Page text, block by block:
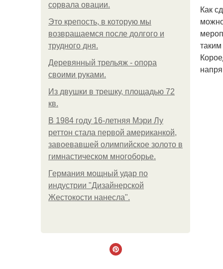
сорвала овации.
Это крепость, в которую мы
возвращаемся после долгого и
трудного дня.
Деревянный трельяж - опора
своими руками.
Из двушки в трешку, площадью 72
кв.
В 1984 году 16-летняя Мэри Лу
реттон стала первой американкой,
завоевавшей олимпийское золото в
гимнастическом многоборье.
Германия мощный удар по
индустрии "Дизайнерской
Жестокости нанесла".
Как